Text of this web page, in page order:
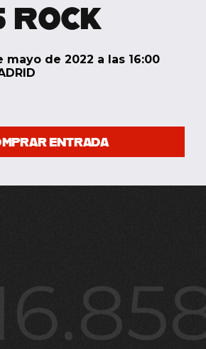
ROCK
mayo de 2022 a las 16:00
ENTRADA